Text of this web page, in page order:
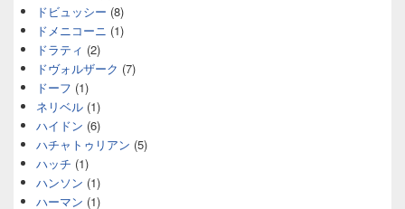
ドビュッシー (8)
ドメニコーニ (1)
ドラティ (2)
ドヴォルザーク (7)
ドーフ (1)
ネリベル (1)
ハイドン (6)
ハチャトゥリアン (5)
ハッチ (1)
ハンソン (1)
ハーマン (1)